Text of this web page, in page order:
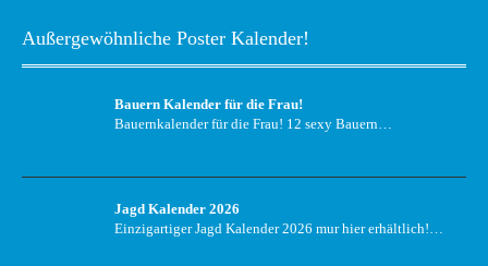
Außergewöhnliche Poster Kalender!
Bauern Kalender für die Frau!
Bauernkalender für die Frau! 12 sexy Bauern…
Jagd Kalender 2026
Einzigartiger Jagd Kalender 2026 mur hier erhältlich!…